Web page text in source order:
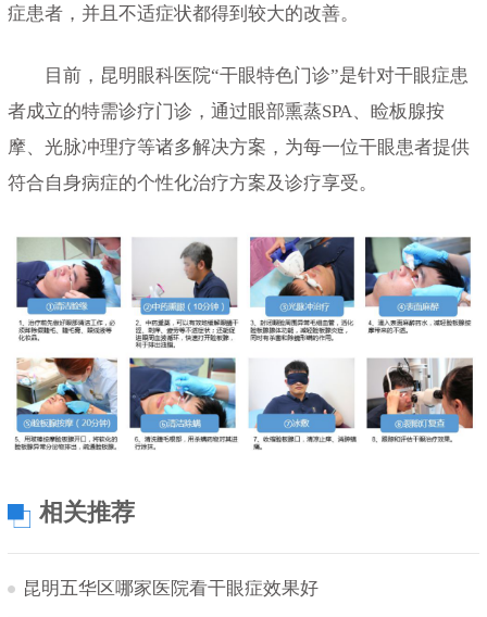
症患者，并且不适症状都得到较大的改善。
目前，昆明眼科医院“干眼特色门诊”是针对干眼症患
者成立的特需诊疗门诊，通过眼部熏蒸SPA、睑板腺按
摩、光脉冲理疗等诸多解决方案，为每一位干眼患者提供
符合自身病症的个性化治疗方案及诊疗享受。
相关推荐
昆明五华区哪家医院看干眼症效果好